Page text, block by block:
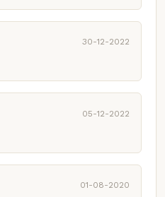
30-12-2022
05-12-2022
01-08-2020